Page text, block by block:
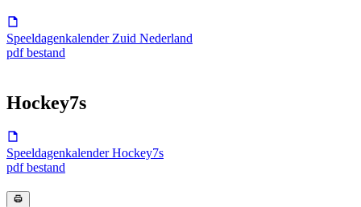
Speeldagenkalender Zuid Nederland
pdf bestand
Hockey7s
Speeldagenkalender Hockey7s
pdf bestand